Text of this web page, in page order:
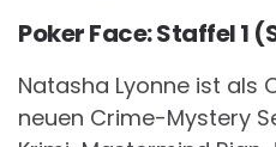
Poker Face: Staffel 1
Natasha Lyonne ist als
neuen Crime-Mystery